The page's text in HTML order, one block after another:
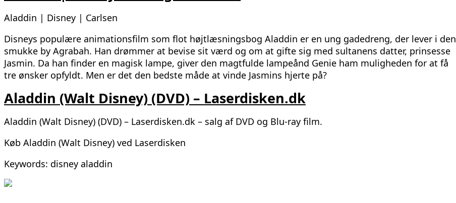
Aladdin | Disney | Carlsen
Disneys populære animationsfilm som flot højtlæsningsbog Aladdin er en ung gadedreng, der lever i den
smukke by Agrabah. Han drømmer at bevise sit værd og om at gifte sig med sultanens datter, prinsesse
Jasmin. Da han finder en magisk lampe, giver den magtfulde lampeånd Genie ham muligheden for at få
tre ønsker opfyldt. Men er det den bedste måde at vinde Jasmins hjerte på?
Aladdin (Walt Disney) (DVD) – Laserdisken.dk
Aladdin (Walt Disney) (DVD) – Laserdisken.dk – salg af DVD og Blu-ray film.
Køb Aladdin (Walt Disney) ved Laserdisken
Keywords: disney aladdin